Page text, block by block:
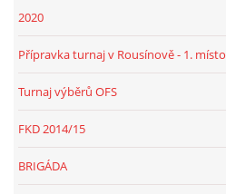
2020
Přípravka turnaj v Rousínově - 1. místo
Turnaj výběrů OFS
FKD 2014/15
BRIGÁDA